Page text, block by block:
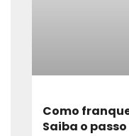
Como
Saiba o